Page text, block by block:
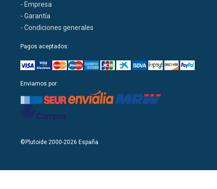
- Empresa
- Garantía
- Condiciones generales
Pagos aceptados:
Enviamos por:
©Plutoide 2000-2026 España